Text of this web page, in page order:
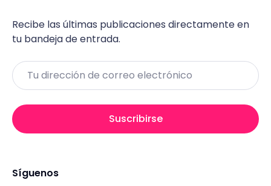
Recibe las últimas publicaciones directamente en
tu bandeja de entrada.
Email
Suscribirse
Síguenos